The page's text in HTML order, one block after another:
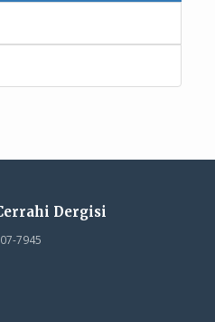
Dergisi
7945